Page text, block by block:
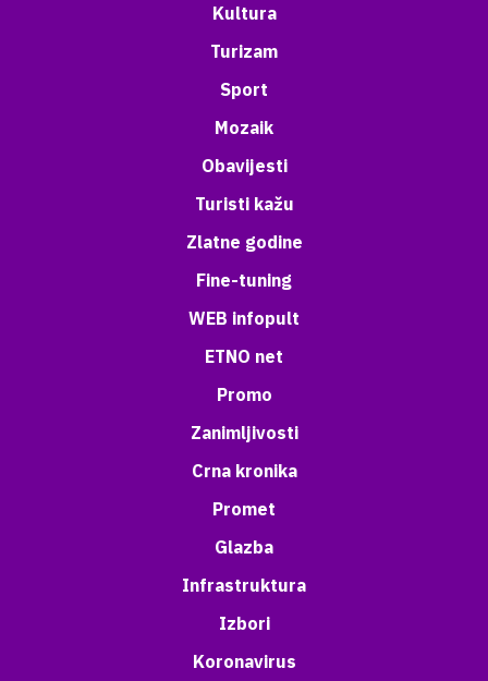
Kultura
Turizam
Sport
Mozaik
Obavijesti
Turisti kažu
Zlatne godine
Fine-tuning
WEB infopult
ETNO net
Promo
Zanimljivosti
Crna kronika
Promet
Glazba
Infrastruktura
Izbori
Koronavirus